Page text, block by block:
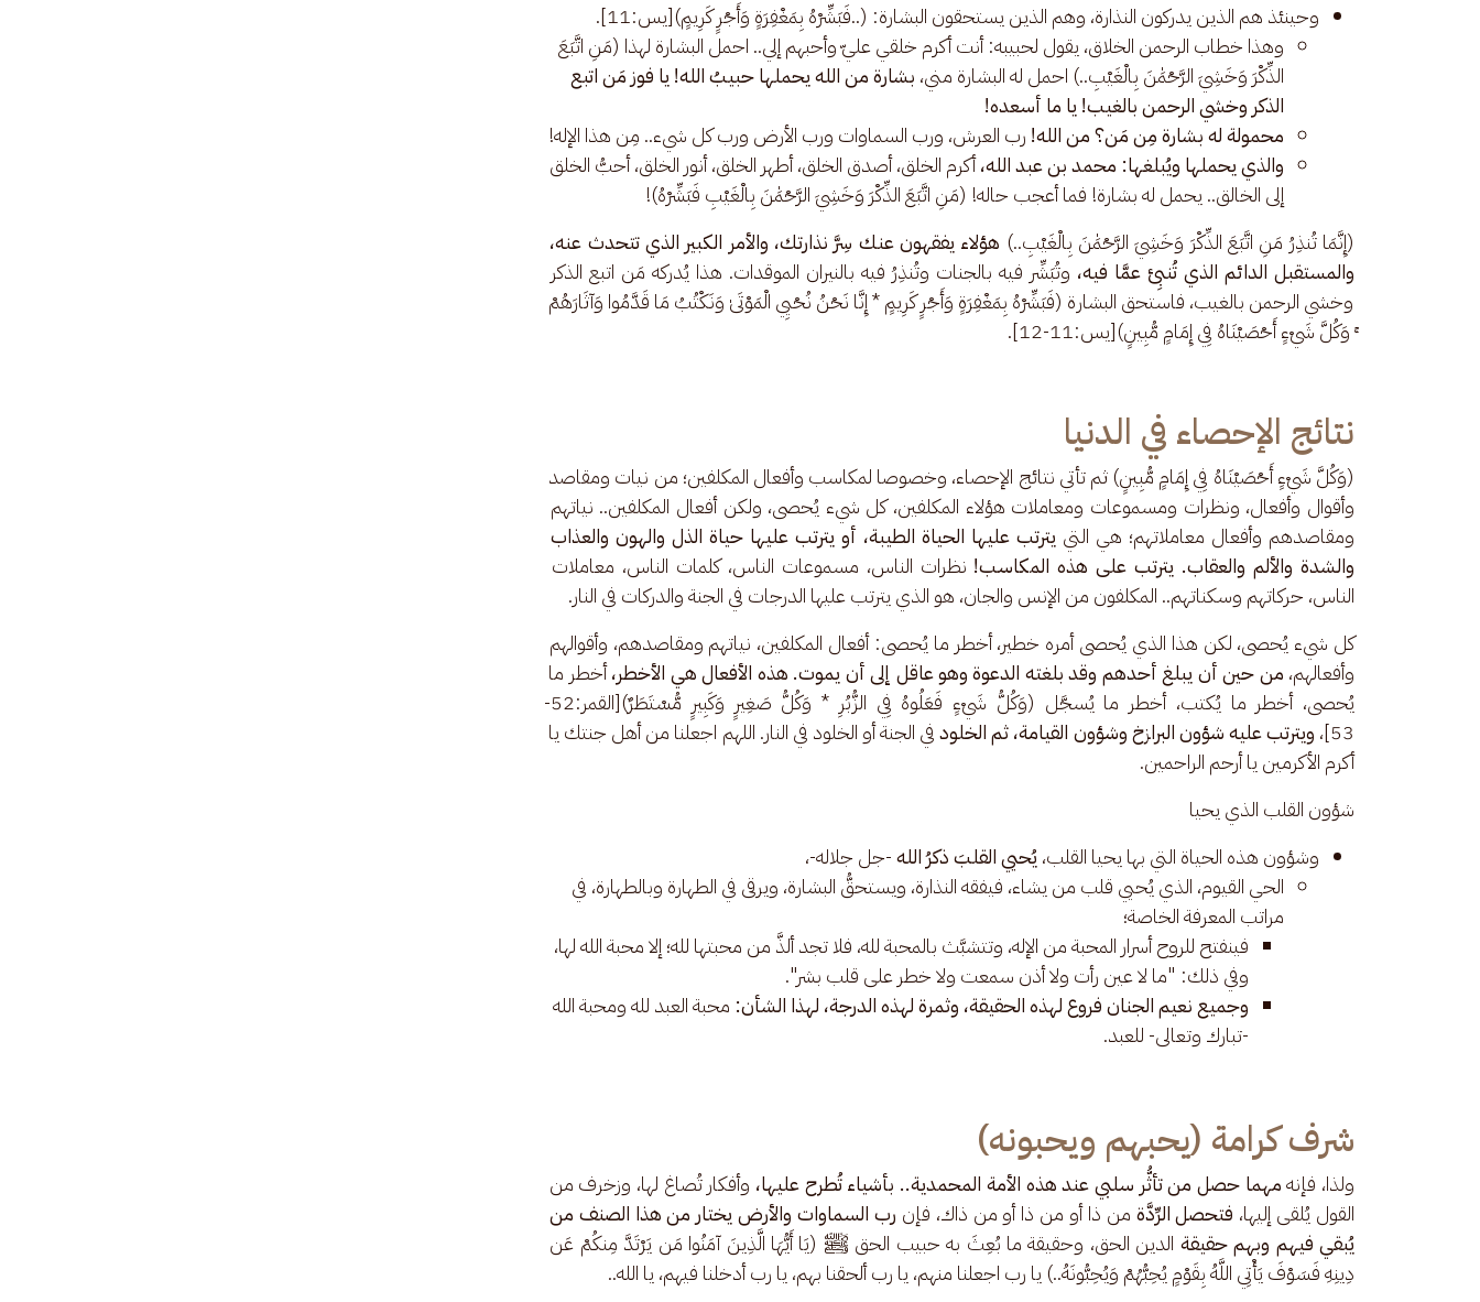
وحينئذ هم الذين يدركون النذارة، وهم الذين يستحقون البشارة: (..فَبَشِّرْهُ بِمَغْفِرَةٍ وَأَجْرٍ كَرِيمٍ)[يس:11].
وهذا خطاب الرحمن الخلاق، يقول لحبيبه: أنت أكرم خلقي عليّ وأحبهم إلي.. احمل البشارة لهذا (مَنِ اتَّبَعَ
الذِّكْرَ وَخَشِيَ الرَّحْمَٰنَ بِالْغَيْبِ..) احمل له البشارة مني، بشارة من الله يحملها حبيبُ الله! يا فوز مَن اتبع
الذكر وخشي الرحمن بالغيب! يا ما أسعده!
محمولة له بشارة مِن مَن؟ من الله! رب العرش، ورب السماوات ورب الأرض ورب كل شيء.. مِن هذا الإله!
والذي يحملها ويُبلغها: محمد بن عبد الله،أكرم الخلق، أصدق الخلق، أطهر الخلق، أنور الخلق، أحبُّ الخلق
إلى الخالق.. يحمل له بشارة! فما أعجب حاله! (مَنِ اتَّبَعَ الذِّكْرَ وَخَشِيَ الرَّحْمَٰنَ بِالْغَيْبِ فَبَشِّرْهُ)!
(إِنَّمَا تُنذِرُ مَنِ اتَّبَعَ الذِّكْرَ وَخَشِيَ الرَّحْمَٰنَ بِالْغَيْبِ..) هؤلاء يفقهون عنك سِرَّ نذارتك، والأمر الكبير الذي تتحدث عنه،
والمستقبل الدائم الذي تُنبِئ عمَّا فيه، وتُبَشِّر فيه بالجنات وتُنذِرُ فيه بالنيران الموقدات. هذا يُدركه مَن اتبع الذكر
وخشي الرحمن بالغيب، فاستحق البشارة (فَبَشِّرْهُ بِمَغْفِرَةٍ وَأَجْرٍ كَرِيمٍ * إِنَّا نَحْنُ نُحْيِي الْمَوْتَىٰ وَنَكْتُبُ مَا قَدَّمُوا وَآثَارَهُمْ
ۚ وَكُلَّ شَيْءٍ أَحْصَيْنَاهُ فِي إِمَامٍ مُّبِينٍ)[يس:11-12].
نتائج الإحصاء في الدنيا
(وَكُلَّ شَيْءٍ أَحْصَيْنَاهُ فِي إِمَامٍ مُّبِينٍ) ثم تأتي نتائج الإحصاء، وخصوصا لمكاسب وأفعال المكلفين؛ من نيات ومقاصد
وأقوال وأفعال، ونظرات ومسموعات ومعاملات هؤلاء المكلفين، كل شيء يُحصى، ولكن أفعال المكلفين.. نياتهم
ومقاصدهم وأفعال معاملاتهم؛ هي التي يترتب عليها الحياة الطيبة، أو يترتب عليها حياة الذل والهون والعذاب
والشدة والألم والعقاب. يترتب على هذه المكاسب! نظرات الناس، مسموعات الناس، كلمات الناس، معاملات
الناس، حركاتهم وسكناتهم.. المكلفون من الإنس والجان، هو الذي يترتب عليها الدرجات في الجنة والدركات في النار.
كل شيء يُحصى، لكن هذا الذي يُحصى أمره خطير، أخطر ما يُحصى: أفعال المكلفين، نياتهم ومقاصدهم، وأقوالهم
وأفعالهم، من حين أن يبلغ أحدهم وقد بلغته الدعوة وهو عاقل إلى أن يموت. هذه الأفعال هي الأخطر، أخطر ما
يُحصى، أخطر ما يُكتب، أخطر ما يُسجَّل (وَكُلُّ شَيْءٍ فَعَلُوهُ فِي الزُّبُرِ * وَكُلُّ صَغِيرٍ وَكَبِيرٍ مُّسْتَطَرٌ)[القمر:52-
53]، ويترتب عليه شؤون البرازخ وشؤون القيامة، ثم الخلود في الجنة أو الخلود في النار. اللهم اجعلنا من أهل جنتك يا
أكرم الأكرمين يا أرحم الراحمين.
شؤون القلب الذي يحيا
وشؤون هذه الحياة التي بها يحيا القلب، يُحيي القلبَ ذكرُ الله-جل جلاله-،
الحي القيوم، الذي يُحيي قلب من يشاء، فيفقه النذارة، ويستحقُّ البشارة، ويرقى في الطهارة وبالطهارة، في
مراتب المعرفة الخاصة؛
فينفتح للروح أسرار المحبة من الإله، وتتشبَّث بالمحبة لله، فلا تجد ألذَّ من محبتها لله؛ إلا محبة الله لها،
وفي ذلك: "ما لا عين رأت ولا أذن سمعت ولا خطر على قلب بشر".
وجميع نعيم الجنان فروع لهذه الحقيقة، وثمرة لهذه الدرجة، لهذا الشأن: محبة العبد لله ومحبة الله
-تبارك وتعالى- للعبد.
شرف كرامة (يحبهم ويحبونه)
ولذا، فإنه مهما حصل من تأثُّر سلبي عند هذه الأمة المحمدية.. بأشياء تُطرح عليها، وأفكار تُصاغ لها، وزخرف من
القول يُلقى إليها، فتحصل الرِّدَّة من ذا أو من ذا أو من ذاك، فإن رب السماوات والأرض يختار من هذا الصنف من
يُبقي فيهم وبهم حقيقة الدين الحق، وحقيقة ما بُعِثَ به حبيب الحق ﷺ (يَا أَيُّهَا الَّذِينَ آمَنُوا مَن يَرْتَدَّ مِنكُمْ عَن
دِينِهِ فَسَوْفَ يَأْتِي اللَّهُ بِقَوْمٍ يُحِبُّهُمْ وَيُحِبُّونَهُ..) يا رب اجعلنا منهم، يا رب ألحقنا بهم، يا رب أدخلنا فيهم، يا الله..